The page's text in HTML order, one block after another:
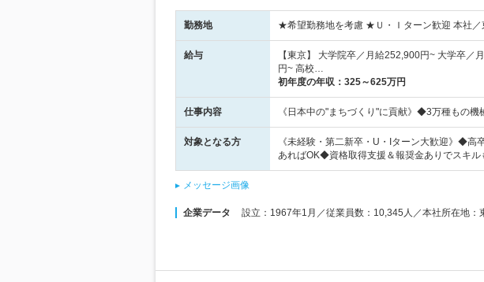
勤務地 ★希望勤務地を考慮 ★Ｕ・Ｉターン歓迎 本社
給与
【東京】 大学院卒／月給252,900円~ 大学卒
円~ 高校…
初年度の年収： 325～625万円
仕事内容 《日本中の"まちづくり"に貢献》◆3万種もの
対象となる方
《未経験・第二新卒・U・Iターン大歓迎》◆高
あればOK◆資格取得支援＆報奨金ありでスキル
メッセージ画像
企業データ 設立：1967年1月／従業員数：10,345人／本社所在地：